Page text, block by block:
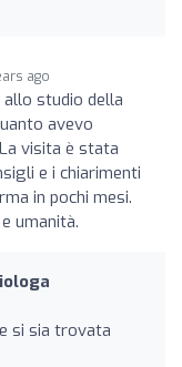
ago
studio della
avevo
visita è stata
e i chiarimenti
in pochi mesi.
umanità.
si sia trovata